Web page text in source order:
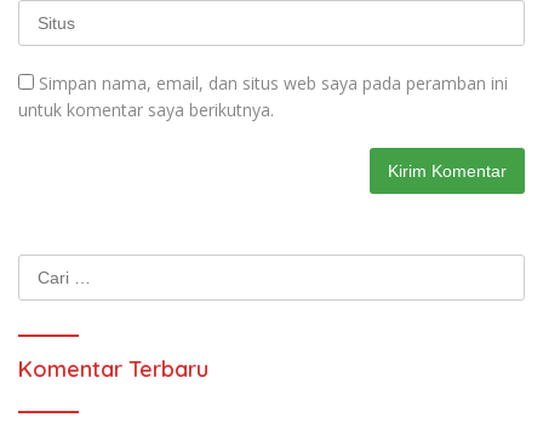
Simpan nama, email, dan situs web saya pada peramban ini
untuk komentar saya berikutnya.
Cari
untuk:
Komentar Terbaru